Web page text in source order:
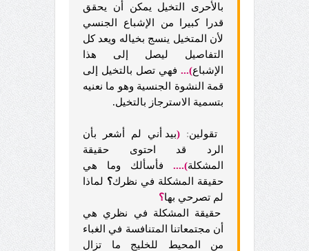
بالأحرى التخيل يمكن أن يحقق
قدرا كبيرا من الإشباع الجنسي
لأن المتخيل ينسج بخياله ويعد كل
التفاصيل ليصل إلى هذا
الإشباع)... فهي تصل بالتخيل إلى
قمة النشوة الجنسية وهو ما نعنيه
بتسمية الاسترجاز بالتخيل.
تقولين:
(بيد أني لم أشعر بأن
الرد قد احتوى حقيقة
المشكلة)....
فأسألك وما هي
حقيقة المشكلة في نظرك؟ لماذا
لم تصرحي بها؟
حقيقة المشكلة في نظري هي
أن مجتمعاتنا المتنافسة في الغباء
من المحيط للخليج ما تزال